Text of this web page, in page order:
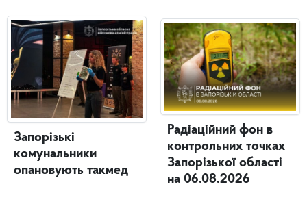
Запорізькі
комунальники
опановують такмед
Радіаційний фон в
контрольних точках
Запорізької області
на 06.08.2026